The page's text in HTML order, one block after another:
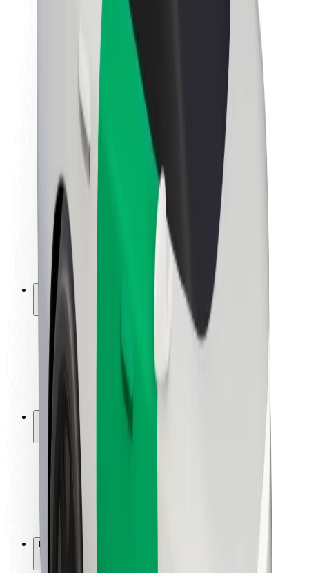
Bæredygtighed hos Bolt
Project Zero
Blog
Nyhedsrum
Retningslinjer for brand
Mission
Investorrelationer
Ledelse
Brand
Medier
Urban Fund
Sikkerhed
Passagersikkerhed
Chaufførsikkerhed
Sikkerhed på el-løbehjul
Sikkerhedscenter
Byløsninger
Lufthavne
Bolt-ladestationer